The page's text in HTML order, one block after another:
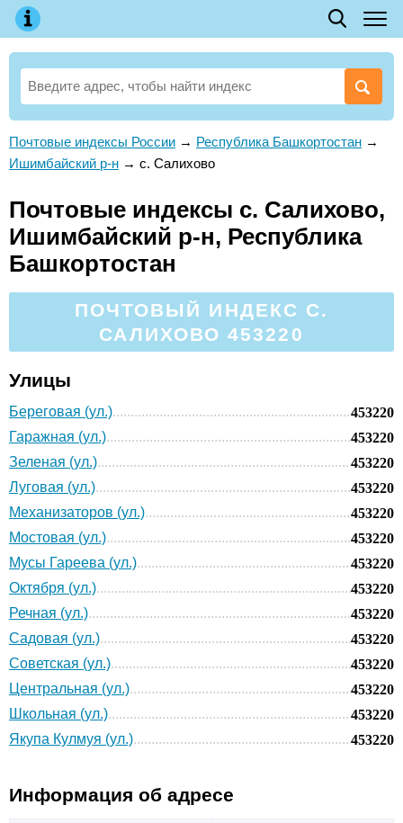
Почтовые индексы России → Республика Башкортостан →
Ишимбайский р-н → с. Салихово
Почтовые индексы с. Салихово,
Ишимбайский р-н, Республика
Башкортостан
ПОЧТОВЫЙ ИНДЕКС С.
САЛИХОВО 453220
Улицы
Береговая (ул.)
453220
Гаражная (ул.)
453220
Зеленая (ул.)
453220
Луговая (ул.)
453220
Механизаторов (ул.)
453220
Мостовая (ул.)
453220
Мусы Гареева (ул.)
453220
Октября (ул.)
453220
Речная (ул.)
453220
Садовая (ул.)
453220
Советская (ул.)
453220
Центральная (ул.)
453220
Школьная (ул.)
453220
Якупа Кулмуя (ул.)
453220
Информация об адресе